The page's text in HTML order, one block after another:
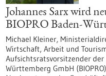
Johannes Sarx wird
BIOPRO Baden-
Michael Kleiner,
Wirtschaft, Arbeit und
Aufsichtsratsvorsitzender der
Württemberg GmbH